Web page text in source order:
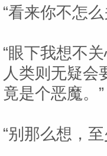
“看来你不怎
“眼下我想不
人类则无疑会
竟是个恶魔。”
“别那么想，